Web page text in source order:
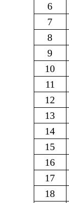
6
7
8
9
10
11
12
13
14
15
16
17
18